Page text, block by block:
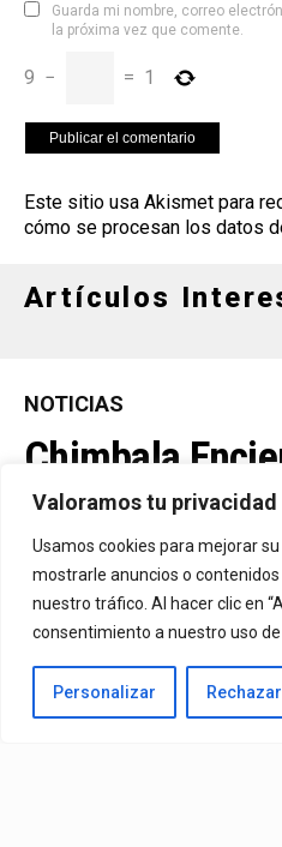
Valoramos tu privacidad
Usamos cookies para mejorar
mostrarle anuncios o
nuestro tráfico. Al hacer clic en
consentimiento a nuestro uso de
Personalizar
Guarda mi nombre, correo
la próxima vez que comente.
9 − = 1
Este sitio usa Akismet para
cómo se procesan los datos
Artículos
NOTICIAS
Chimbala
Escenario De
Música Urbano
El Estreno
Oh”
El Artista Ya Se Prepara Para